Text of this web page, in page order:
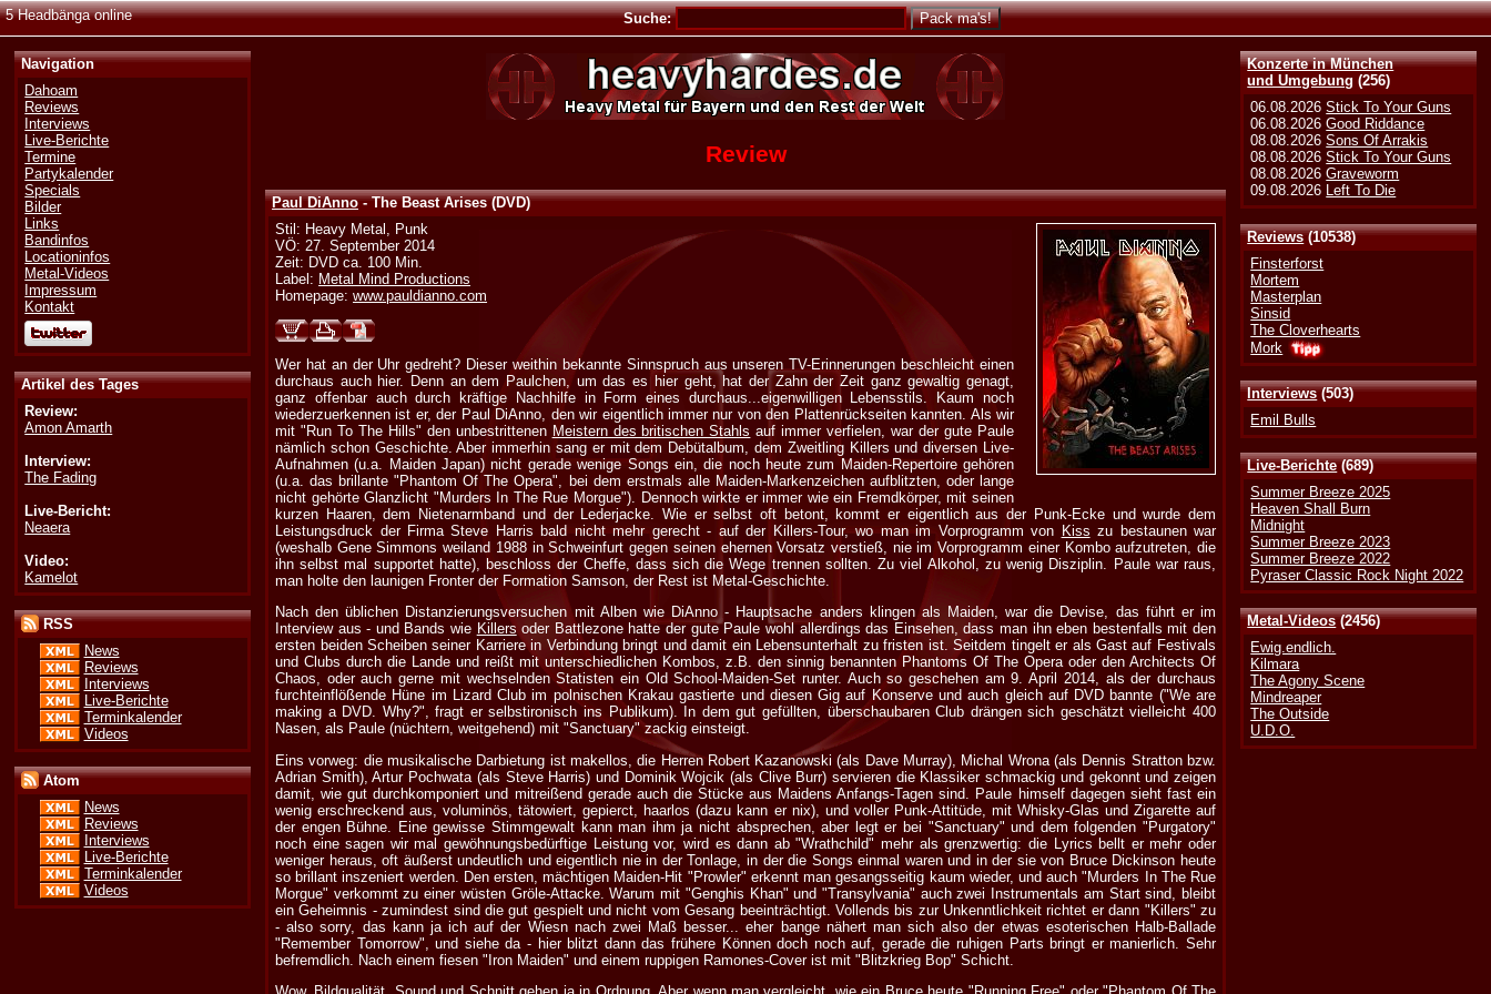
5 Headbänga online Suche:
Konzerte in München
und Umgebung (256)
06.08.2026Stick To Your Guns
06.08.2026Good Riddance
08.08.2026Sons Of Arrakis
08.08.2026Stick To Your Guns
08.08.2026Graveworm
09.08.2026 Left To Die
Reviews(10538)
Finsterforst
Mortem
Masterplan
Sinsid
The Cloverhearts
Mork
Interviews(503)
Emil Bulls
Live-Berichte(689)
Summer Breeze 2025
Heaven Shall Burn
Midnight
Summer Breeze 2023
Summer Breeze 2022
Pyraser Classic Rock Night 2022
Metal-Videos(2456)
Ewig.endlich.
Kilmara
The Agony Scene
Mindreaper
The Outside
U.D.O.
Navigation
Dahoam
Reviews
Interviews
Live-Berichte
Termine
Partykalender
Specials
Bilder
Links
Bandinfos
Locationinfos
Metal-Videos
Impressum
Kontakt
Artikel des Tages
Review:
Amon Amarth
Interview:
The Fading
Live-Bericht:
Neaera
Video:
Kamelot
RSS
News
Reviews
Interviews
Live-Berichte
Terminkalender
Videos
Atom
News
Reviews
Interviews
Live-Berichte
Terminkalender
Videos
Review
Paul DiAnno- The Beast Arises (DVD)
Stil: Heavy Metal, Punk
VÖ: 27. September 2014
Zeit: DVD ca. 100 Min.
Label: Metal Mind Productions
Homepage:www.pauldianno.com
Wer hat an der Uhr gedreht? Dieser weithin bekannte Sinnspruch aus unseren TV-Erinnerungen beschleicht einen
durchaus auch hier. Denn an dem Paulchen, um das es hier geht, hat der Zahn der Zeit ganz gewaltig genagt,
ganz offenbar auch durch kräftige Nachhilfe in Form eines durchaus...eigenwilligen Lebensstils. Kaum noch
wiederzuerkennen ist er, der Paul DiAnno, den wir eigentlich immer nur von den Plattenrückseiten kannten. Als wir
mit "Run To The Hills" den unbestrittenen Meistern des britischen Stahls auf immer verfielen, war der gute Paule
nämlich schon Geschichte. Aber immerhin sang er mit dem Debütalbum, dem Zweitling Killers und diversen Live-
Aufnahmen (u.a. Maiden Japan) nicht gerade wenige Songs ein, die noch heute zum Maiden-Repertoire gehören
(u.a. das brillante "Phantom Of The Opera", bei dem erstmals alle Maiden-Markenzeichen aufblitzten, oder lange
nicht gehörte Glanzlicht "Murders In The Rue Morgue"). Dennoch wirkte er immer wie ein Fremdkörper, mit seinen
kurzen Haaren, dem Nietenarmband und der Lederjacke. Wie er selbst oft betont, kommt er eigentlich aus der Punk-Ecke und wurde dem
Leistungsdruck der Firma Steve Harris bald nicht mehr gerecht - auf der Killers-Tour, wo man im Vorprogramm von Kiss zu bestaunen war
(weshalb Gene Simmons weiland 1988 in Schweinfurt gegen seinen ehernen Vorsatz verstieß, nie im Vorprogramm einer Kombo aufzutreten, die
ihn selbst mal supportet hatte), beschloss der Cheffe, dass sich die Wege trennen sollten. Zu viel Alkohol, zu wenig Disziplin. Paule war raus,
man holte den launigen Fronter der Formation Samson, der Rest ist Metal-Geschichte.
Nach den üblichen Distanzierungsversuchen mit Alben wie DiAnno - Hauptsache anders klingen als Maiden, war die Devise, das führt er im
Interview aus - und Bands wie Killersoder Battlezone hatte der gute Paule wohl allerdings das Einsehen, dass man ihn eben bestenfalls mit den
ersten beiden Scheiben seiner Karriere in Verbindung bringt und damit ein Lebensunterhalt zu fristen ist. Seitdem tingelt er als Gast auf Festivals
und Clubs durch die Lande und reißt mit unterschiedlichen Kombos, z.B. den sinnig benannten Phantoms Of The Opera oder den Architects Of
Chaos, oder auch gerne mit wechselnden Statisten ein Old School-Maiden-Set runter. Auch so geschehen am 9. April 2014, als der durchaus
furchteinflößende Hüne im Lizard Club im polnischen Krakau gastierte und diesen Gig auf Konserve und auch gleich auf DVD bannte ("We are
making a DVD. Why?", fragt er selbstironisch ins Publikum). In dem gut gefüllten, überschaubaren Club drängen sich geschätzt vielleicht 400
Nasen, als Paule (nüchtern, weitgehend) mit "Sanctuary" zackig einsteigt.
Eins vorweg: die musikalische Darbietung ist makellos, die Herren Robert Kazanowski (als Dave Murray), Michal Wrona (als Dennis Stratton bzw.
Adrian Smith), Artur Pochwata (als Steve Harris) und Dominik Wojcik (als Clive Burr) servieren die Klassiker schmackig und gekonnt und zeigen
damit, wie gut durchkomponiert und mitreißend gerade auch die Stücke aus Maidens Anfangs-Tagen sind. Paule himself dagegen sieht fast ein
wenig erschreckend aus, voluminös, tätowiert, gepierct, haarlos (dazu kann er nix), und voller Punk-Attitüde, mit Whisky-Glas und Zigarette auf
der engen Bühne. Eine gewisse Stimmgewalt kann man ihm ja nicht absprechen, aber legt er bei "Sanctuary" und dem folgenden "Purgatory"
noch eine sagen wir mal gewöhnungsbedürftige Leistung vor, wird es dann ab "Wrathchild" mehr als grenzwertig: die Lyrics bellt er mehr oder
weniger heraus, oft äußerst undeutlich und eigentlich nie in der Tonlage, in der die Songs einmal waren und in der sie von Bruce Dickinson heute
so brillant inszeniert werden. Den ersten, mächtigen Maiden-Hit "Prowler" erkennt man gesangsseitig kaum wieder, und auch "Murders In The Rue
Morgue" verkommt zu einer wüsten Gröle-Attacke. Warum mit "Genghis Khan" und "Transylvania" auch zwei Instrumentals am Start sind, bleibt
ein Geheimnis - zumindest sind die gut gespielt und nicht vom Gesang beeinträchtigt. Vollends bis zur Unkenntlichkeit richtet er dann "Killers" zu
- also sorry, das kann ja ich auf der Wiesn nach zwei Maß besser... eher bange nähert man sich also der etwas esoterischen Halb-Ballade
"Remember Tomorrow", und siehe da - hier blitzt dann das frühere Können doch noch auf, gerade die ruhigen Parts bringt er manierlich. Sehr
befremdlich. Nach einem fiesen "Iron Maiden" und einem ruppigen Ramones-Cover ist mit "Blitzkrieg Bop" Schicht.